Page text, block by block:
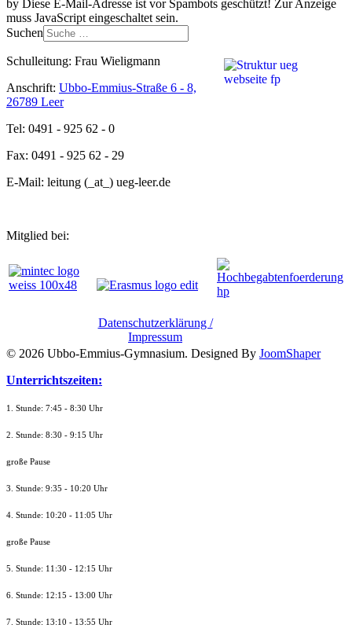
by
Diese E-Mail-Adresse ist vor Spambots geschützt! Zur Anzeige
muss JavaScript eingeschaltet sein.
Suchen
Schulleitung: Frau Wieligmann
Anschrift: Ubbo-Emmius-Straße 6 - 8,
26789 Leer
Tel: 0491 - 925 62 - 0
Fax: 0491 - 925 62 - 29
E-Mail: leitung (_at_) ueg-leer.de
Mitglied bei:
Datenschutzerklärung /
Impressum
© 2026 Ubbo-Emmius-Gymnasium. Designed By JoomShaper
Unterrichtszeiten:
1. Stunde: 7:45 - 8:30 Uhr
2. Stunde: 8:30 - 9:15 Uhr
große Pause
3. Stunde: 9:35 - 10:20 Uhr
4. Stunde: 10:20 - 11:05 Uhr
große Pause
5. Stunde: 11:30 - 12:15 Uhr
6. Stunde: 12:15 - 13:00 Uhr
7. Stunde: 13:10 - 13:55 Uhr